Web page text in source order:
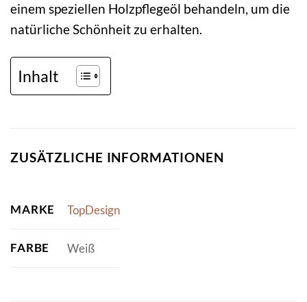
einem speziellen Holzpflegeöl behandeln, um die
natürliche Schönheit zu erhalten.
Inhalt
ZUSÄTZLICHE INFORMATIONEN
MARKE TopDesign
FARBE Weiß